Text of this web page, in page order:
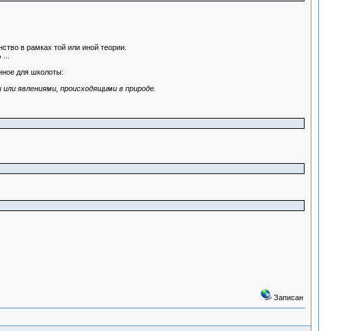
в рамках той или иной теории.
для школоты:
явлениями, происходящими в природе.
Записан